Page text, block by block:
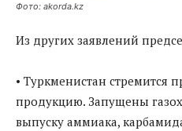
Фото: akorda.kz
Из других заявлений
• Туркменистан стремится
продукцию. Запущены
выпуску аммиака,